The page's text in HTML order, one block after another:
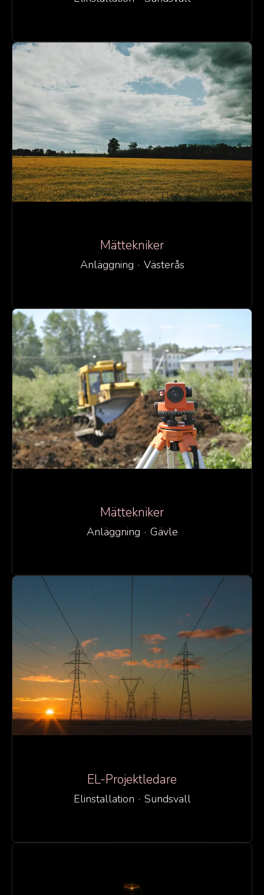
Mättekniker
Anläggning · Västerås
Mättekniker
Anläggning · Gävle
EL-Projektledare
Elinstallation · Sundsvall